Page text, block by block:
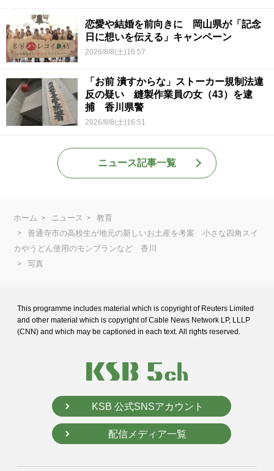
恋愛や結婚を前向きに 岡山県が「記念
日に想いを伝える」キャンペーン
2026/8/8(土)16:57
「お前 潰すからな」ストーカー規制法違
反の疑い 縫製作業員の女（43）を逮
捕 香川県警
2026/8/8(土)16:51
ニュース記事一覧
ホーム ニュース
教育
善通寺市の高校生が地元の新しいお土産を考案 小さな四角スイ
カやうどん使用のモンブランなど 香川
写真
This programme includes material which is copyright of Reuters Limited
and other material which is copyright of Cable News Network LP, LLLP
(CNN) and which may be captioned in each text. All rights reserved.
KSB 公式SNSアカウント
配信メディア一覧